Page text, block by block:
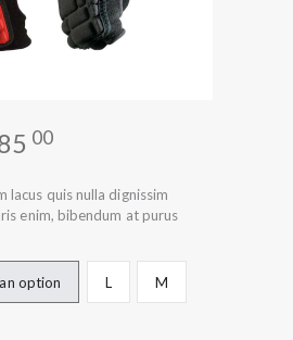
00
lacus quis nulla dignissim
enim, bibendum at purus
option L M